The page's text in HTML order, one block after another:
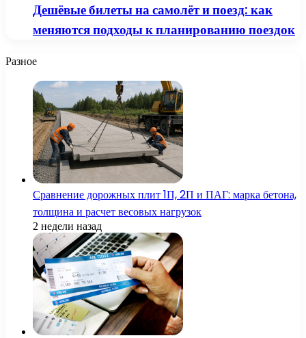
Дешёвые билеты на самолёт и поезд: как
меняются подходы к планированию поездок
Разное
Сравнение дорожных плит 1П, 2П и ПАГ: марка бетона,
толщина и расчет весовых нагрузок
2 недели назад